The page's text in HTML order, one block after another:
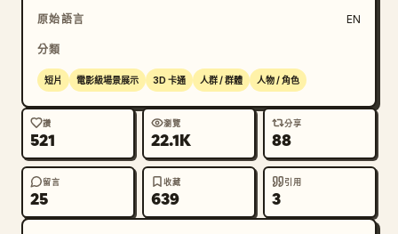
原始語言 EN
分類
短片 電影級場景展示 3D 卡通 人群 / 群體 人物 / 角色
讚
521
瀏覽
22.1K
分享
88
留言
25
收藏
639
引用
3